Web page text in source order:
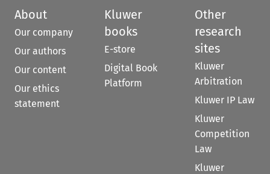
About
Our company
Our authors
Our content
Our ethics
statement
Kluwer
books
E-store
Digital Book
Platform
Other
research
sites
Kluwer
Arbitration
Kluwer IP Law
Kluwer
Competition
Law
Kluwer